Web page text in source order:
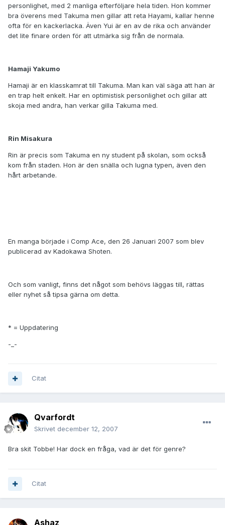
personlighet, med 2 manliga efterföljare hela tiden. Hon kommer
bra överens med Takuma men gillar att reta Hayami, kallar henne
ofta för en kackerlacka. Även Yui är en av de rika och använder
det lite finare orden för att utmärka sig från de normala.
Hamaji Yakumo
Hamaji är en klasskamrat till Takuma. Man kan väl säga att han är
en trap helt enkelt. Har en optimistisk personlighet och gillar att
skoja med andra, han verkar gilla Takuma med.
Rin Misakura
Rin är precis som Takuma en ny student på skolan, som också
kom från staden. Hon är den snälla och lugna typen, även den
hårt arbetande.
En manga började i Comp Ace, den 26 Januari 2007 som blev
publicerad av Kadokawa Shoten.
Och som vanligt, finns det något som behövs läggas till, rättas
eller nyhet så tipsa gärna om detta.
* = Uppdatering
-_-
Citat
Qvarfordt
Skrivet december 12, 2007
Bra skit Tobbe! Har dock en fråga, vad är det för genre?
Citat
Ashaz